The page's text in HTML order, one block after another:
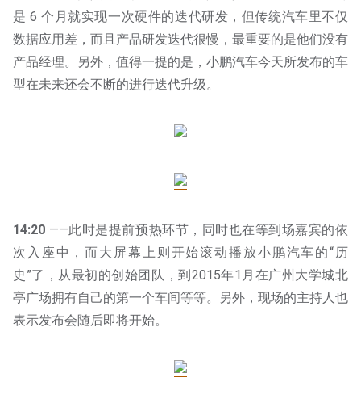
是 6 个月就实现一次硬件的迭代研发，但传统汽车里不仅
数据应用差，而且产品研发迭代很慢，最重要的是他们没有
产品经理。另外，值得一提的是，小鹏汽车今天所发布的车
型在未来还会不断的进行迭代升级。
14:20 ——此时是提前预热环节，同时也在等到场嘉宾的依
次入座中，而大屏幕上则开始滚动播放小鹏汽车的“历
史”了，从最初的创始团队，到2015年1月在广州大学城北
亭广场拥有自己的第一个车间等等。另外，现场的主持人也
表示发布会随后即将开始。